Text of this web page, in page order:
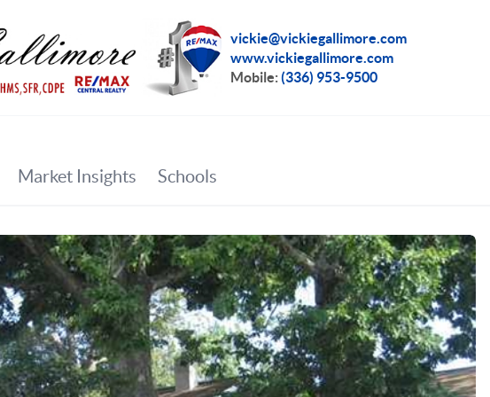
vickie@vickiegallimore.com
www.vickiegallimore.com
Mobile:(336) 953-9500